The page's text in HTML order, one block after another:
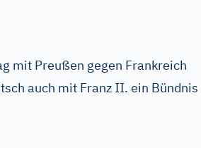
mit Preußen gegen Frankreich
auch mit Franz II. ein Bündnis